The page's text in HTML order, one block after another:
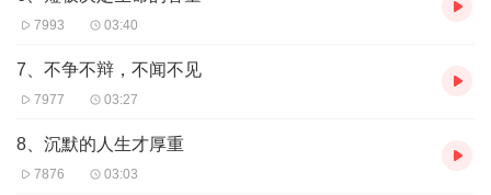
7993 03:40
7、不争不辩，不闻不见
7977 03:27
8、沉默的人生才厚重
7876 03:03